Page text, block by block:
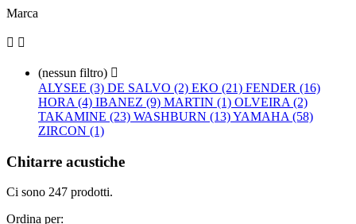
Marca
 
(nessun filtro) 
ALYSEE (3) DE SALVO (2) EKO (21) FENDER (16)
HORA (4) IBANEZ (9) MARTIN (1) OLVEIRA (2)
TAKAMINE (23) WASHBURN (13)YAMAHA (58)
ZIRCON (1)
Chitarre acustiche
Ci sono 247 prodotti.
Ordina per: